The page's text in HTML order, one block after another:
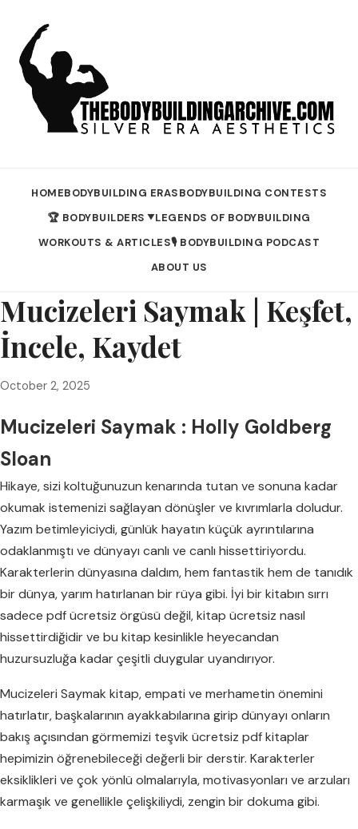
HOMEBODYBUILDING ERASBODYBUILDING CONTESTS
🏆 BODYBUILDERS ▼LEGENDS OF BODYBUILDING
WORKOUTS & ARTICLES🎙️ BODYBUILDING PODCAST
ABOUT US
Mucizeleri Saymak | Keşfet,
İncele, Kaydet
October 2, 2025
Mucizeleri Saymak : Holly Goldberg
Sloan
Hikaye, sizi koltuğunuzun kenarında tutan ve sonuna kadar
okumak istemenizi sağlayan dönüşler ve kıvrımlarla doludur.
Yazım betimleyiciydi, günlük hayatın küçük ayrıntılarına
odaklanmıştı ve dünyayı canlı ve canlı hissettiriyordu.
Karakterlerin dünyasına daldım, hem fantastik hem de tanıdık
bir dünya, yarım hatırlanan bir rüya gibi. İyi bir kitabın sırrı
sadece pdf ücretsiz örgüsü değil, kitap ücretsiz nasıl
hissettirdiğidir ve bu kitap kesinlikle heyecandan
huzursuzluğa kadar çeşitli duygular uyandırıyor.
Mucizeleri Saymak kitap, empati ve merhametin önemini
hatırlatır, başkalarının ayakkabılarına girip dünyayı onların
bakış açısından görmemizi teşvik ücretsiz pdf kitaplar
hepimizin öğrenebileceği değerli bir derstir. Karakterler
eksiklikleri ve çok yönlü olmalarıyla, motivasyonları ve arzuları
karmaşık ve genellikle çelişkiliydi, zengin bir dokuma gibi.